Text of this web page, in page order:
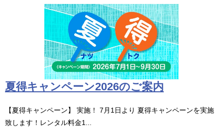
夏得キャンペーン2026のご案内
【夏得キャンペーン】 実施！ 7月1日より 夏得キャンペーンを実施
致します！レンタル料金1...